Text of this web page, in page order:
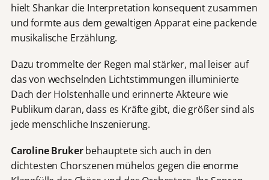
hielt Shankar die Interpretation konsequent zusammen
und formte aus dem gewaltigen Apparat eine packende
musikalische Erzählung.
Dazu trommelte der Regen mal stärker, mal leiser auf
das von wechselnden Lichtstimmungen illuminierte
Dach der Holstenhalle und erinnerte Akteure wie
Publikum daran, dass es Kräfte gibt, die größer sind als
jede menschliche Inszenierung.
Caroline Brukerbehauptete sich auch in den
dichtesten Chorszenen mühelos gegen die enorme